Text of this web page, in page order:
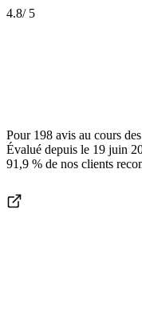
4.8/ 5
Pour 198 avis au cours des
Évalué depuis le 19 juin
91,9 % de nos clients